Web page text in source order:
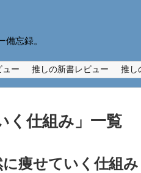
忘録。
ュー 推しの新書レビュー 推し
く仕組み 」 一覧
に痩せていく仕組